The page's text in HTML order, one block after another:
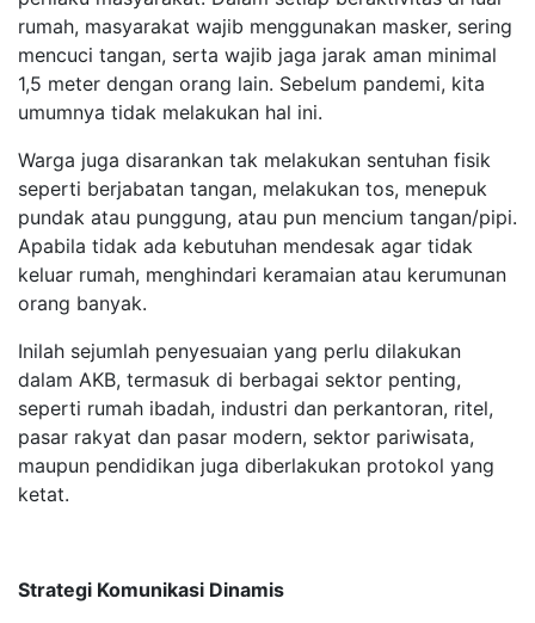
rumah, masyarakat wajib menggunakan masker, sering
mencuci tangan, serta wajib jaga jarak aman minimal
1,5 meter dengan orang lain. Sebelum pandemi, kita
umumnya tidak melakukan hal ini.
Warga juga disarankan tak melakukan sentuhan fisik
seperti berjabatan tangan, melakukan tos, menepuk
pundak atau punggung, atau pun mencium tangan/pipi.
Apabila tidak ada kebutuhan mendesak agar tidak
keluar rumah, menghindari keramaian atau kerumunan
orang banyak.
Inilah sejumlah penyesuaian yang perlu dilakukan
dalam AKB, termasuk di berbagai sektor penting,
seperti rumah ibadah, industri dan perkantoran, ritel,
pasar rakyat dan pasar modern, sektor pariwisata,
maupun pendidikan juga diberlakukan protokol yang
ketat.
Strategi Komunikasi Dinamis